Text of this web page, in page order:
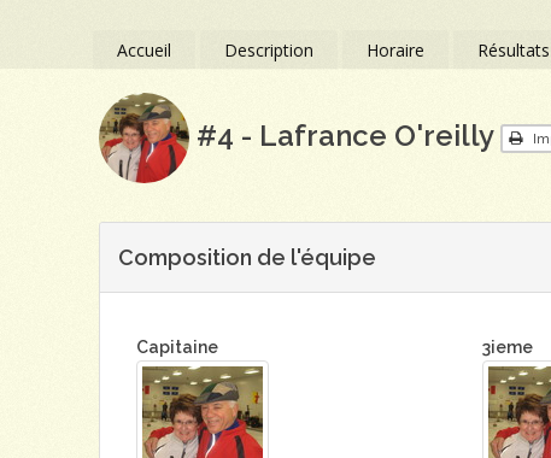
Accueil Description Horaire Résultats
#4 - Lafrance O'reilly
Composition de l'équipe
Capitaine 3ieme